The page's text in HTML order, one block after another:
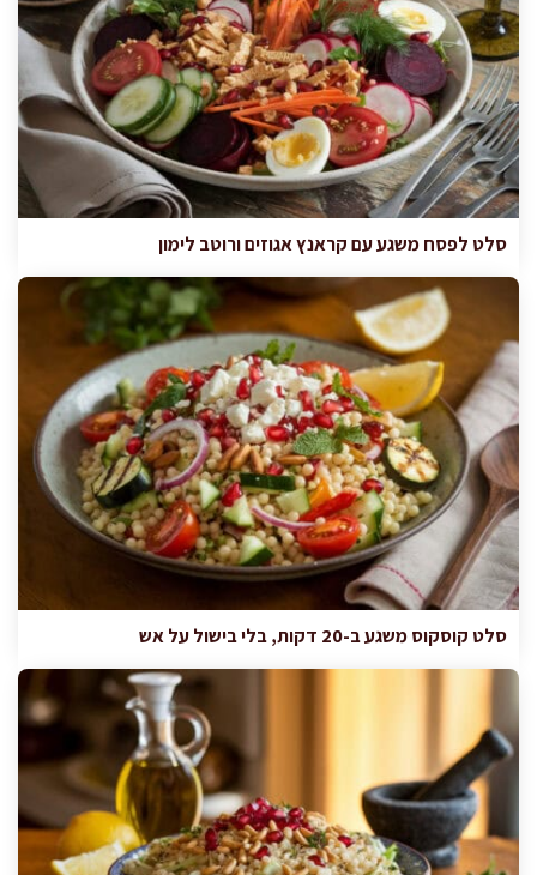
סלט לפסח משגע עם קראנץ אגוזים ורוטב לימון
סלט קוסקוס משגע ב-20 דקות, בלי בישול על אש